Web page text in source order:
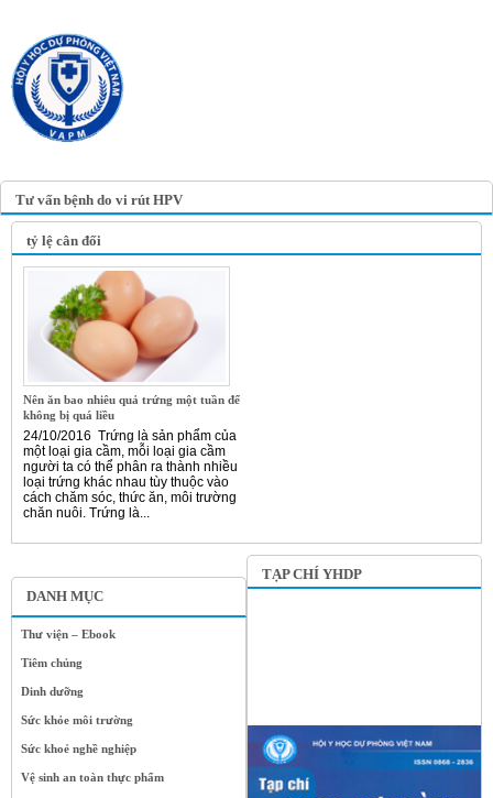
Tư vấn bệnh do vi rút HPV
DANH MỤC
Thư viện – Ebook
Tiêm chủng
Dinh dưỡng
Sức khỏe môi trường
Sức khoẻ nghề nghiệp
Vệ sinh an toàn thực phẩm
tỷ lệ cân đối
Nên ăn bao nhiêu quả trứng một tuần để
không bị quá liều
24/10/2016 Trứng là sản phẩm của
một loại gia cầm, mỗi loại gia cầm
người ta có thể phân ra thành nhiều
loại trứng khác nhau tùy thuộc vào
cách chăm sóc, thức ăn, môi trường
chăn nuôi. Trứng là...
TẠP CHÍ YHDP